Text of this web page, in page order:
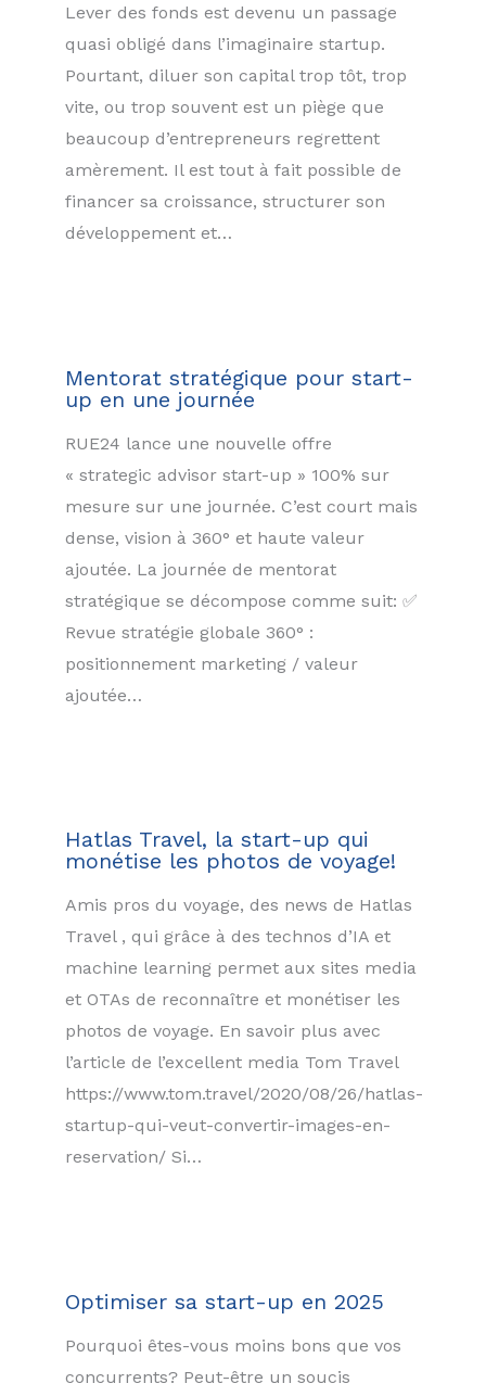
Lever des fonds est devenu un passage
quasi obligé dans l’imaginaire startup.
Pourtant, diluer son capital trop tôt, trop
vite, ou trop souvent est un piège que
beaucoup d’entrepreneurs regrettent
amèrement. Il est tout à fait possible de
financer sa croissance, structurer son
développement et…
Mentorat stratégique pour start-
up en une journée
RUE24 lance une nouvelle offre
« strategic advisor start-up » 100% sur
mesure sur une journée. C’est court mais
dense, vision à 360° et haute valeur
ajoutée. La journée de mentorat
stratégique se décompose comme suit: ✅
Revue stratégie globale 360° :
positionnement marketing / valeur
ajoutée…
Hatlas Travel, la start-up qui
monétise les photos de voyage!
Amis pros du voyage, des news de Hatlas
Travel , qui grâce à des technos d’IA et
machine learning permet aux sites media
et OTAs de reconnaître et monétiser les
photos de voyage. En savoir plus avec
l’article de l’excellent media Tom Travel
https://www.tom.travel/2020/08/26/hatlas-
startup-qui-veut-convertir-images-en-
reservation/ Si…
Optimiser sa start-up en 2025
Pourquoi êtes-vous moins bons que vos
concurrents? Peut-être un soucis